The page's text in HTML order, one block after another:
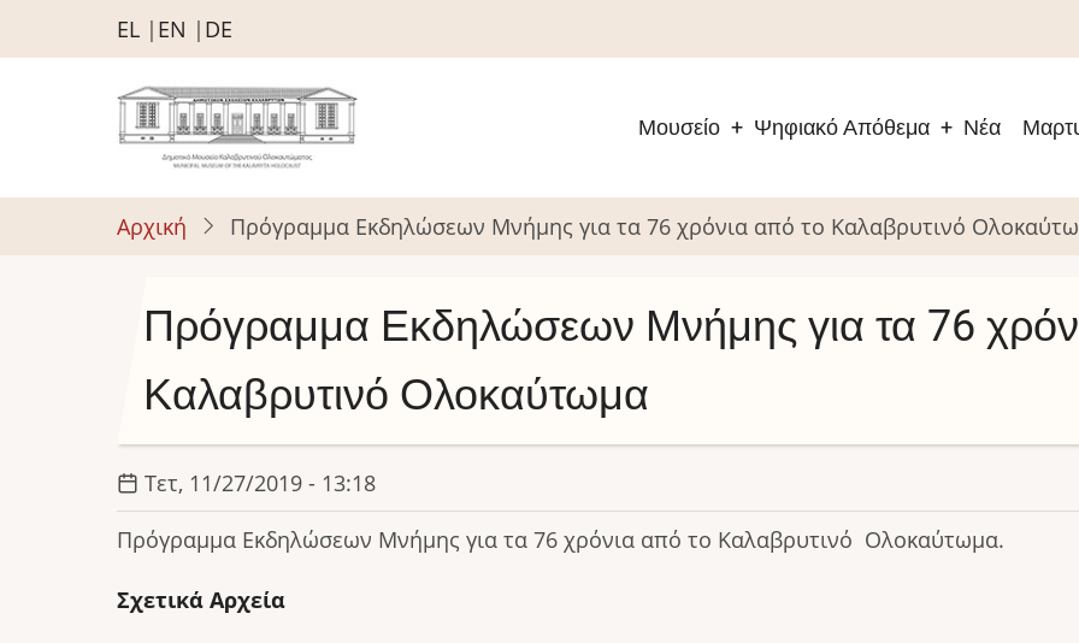
Παράκαμψη
προς
περιεχόμενο
EL EN DE
Μουσείο Ψηφιακό Απόθεμα Νέα
Αρχική Πρόγραμμα Εκδηλώσεων Μνήμης για τα 76 χρόνια από το Καλαβρυτινό
Πρόγραμμα Εκδηλώσεων Μνήμης για τα 76
Καλαβρυτινό Ολοκαύτωμα
Τετ, 11/27/2019 - 13:18
Πρόγραμμα Εκδηλώσεων Μνήμης για τα 76 χρόνια από το Καλαβρυτινό Ολοκαύτωμα.
Σχετικά Αρχεία